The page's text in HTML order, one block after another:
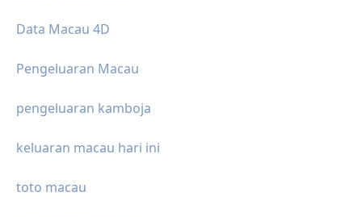
Data Macau 4D
Pengeluaran Macau
pengeluaran kamboja
keluaran macau hari ini
toto macau